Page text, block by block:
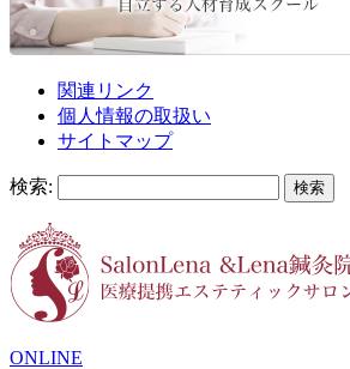
関連リンク
個人情報の取扱い
サイトマップ
検索:
ONLINE